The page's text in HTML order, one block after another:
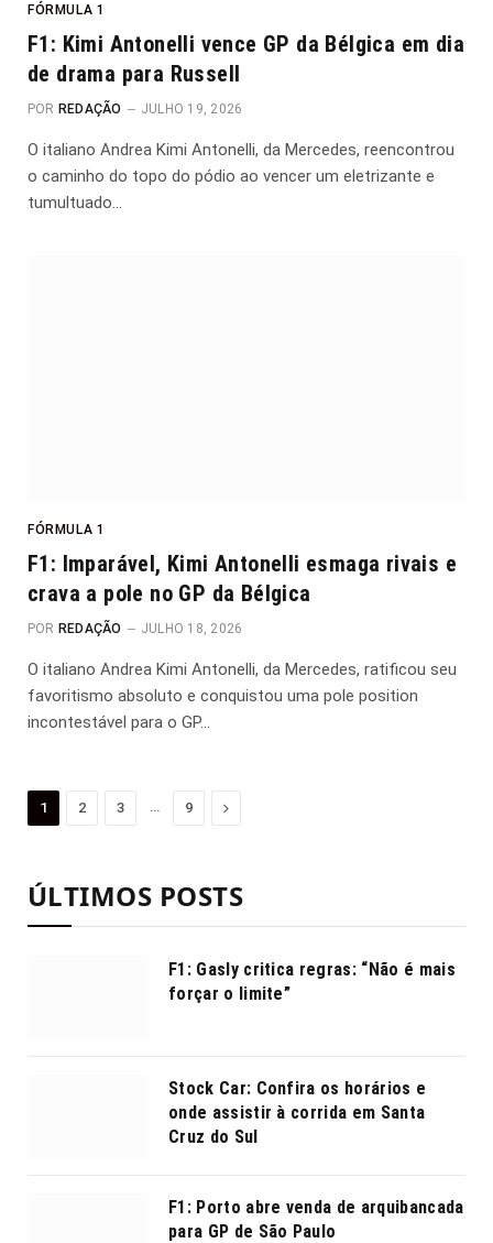
FÓRMULA 1
F1: Kimi Antonelli vence GP da Bélgica em dia
de drama para Russell
POR REDAÇÃO JULHO 19, 2026
O italiano Andrea Kimi Antonelli, da Mercedes, reencontrou
o caminho do topo do pódio ao vencer um eletrizante e
tumultuado…
FÓRMULA 1
F1: Imparável, Kimi Antonelli esmaga rivais e
crava a pole no GP da Bélgica
POR REDAÇÃO JULHO 18, 2026
O italiano Andrea Kimi Antonelli, da Mercedes, ratificou seu
favoritismo absoluto e conquistou uma pole position
incontestável para o GP…
1 2 3 9 Proximo
ÚLTIMOS POSTS
F1: Gasly critica regras: “Não é mais
forçar o limite”
Stock Car: Confira os horários e
onde assistir à corrida em Santa
Cruz do Sul
F1: Porto abre venda de arquibancada
para GP de São Paulo